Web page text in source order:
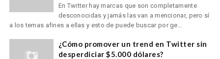
En Twitter hay marcas que son completamente
desconocidas y jamás las van a mencionar, pero sí
a los temas afines a ellas y esto de puede buscar por ge...
¿Cómo promover un trend en Twitter sin
desperdiciar $5.000 dólares?